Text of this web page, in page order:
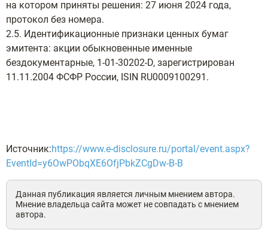
на котором приняты решения: 27 июня 2024 года,
протокол без номера.
2.5. Идентификационные признаки ценных бумаг
эмитента: акции обыкновенные именные
бездокументарные, 1-01-30202-D, зарегистрирован
11.11.2004 ФСФР России, ISIN RU0009100291.
Источник:https://www.e-disclosure.ru/portal/event.aspx?
EventId=y6OwPObqXE6OfjPbkZCgDw-B-B
Данная публикация является личным мнением автора.
Мнение владельца сайта может не совпадать с мнением
автора.